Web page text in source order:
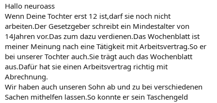
Hallo neuroass
Wenn Deine Tochter erst 12 ist,darf sie noch nicht
arbeiten.Der Gesetzgeber schreibt ein Mindestalter von
14Jahren vor.Das zum dazu verdienen.Das Wochenblatt ist
meiner Meinung nach eine Tätigkeit mit Arbeitsvertrag.So er
bei unserer Tochter auch.Sie trägt auch das Wochenblatt
aus.Dafür hat sie einen Arbeitsvertrag richtig mit
Abrechnung.
Wir haben auch unseren Sohn ab und zu bei verschiedenen
Sachen mithelfen lassen.So konnte er sein Taschengeld